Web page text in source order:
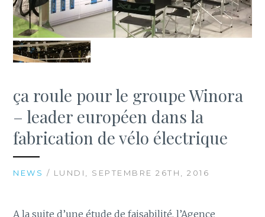
ça roule pour le groupe Winora
– leader européen dans la
fabrication de vélo électrique
NEWS / LUNDI, SEPTEMBRE 26TH, 2016
A la suite d’une étude de faisabilité, l’Agence